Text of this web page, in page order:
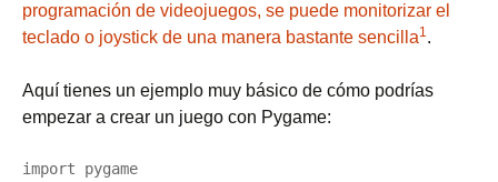
programación de videojuegos, se puede monitorizar el
teclado o joystick de una manera bastante sencilla1.
Aquí tienes un ejemplo muy básico de cómo podrías
empezar a crear un juego con Pygame:
import pygame